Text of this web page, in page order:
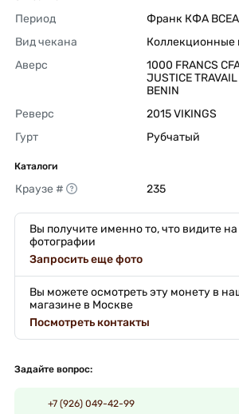
Период
Франк КФА
Вид чекана
Коллекционные
Аверс
1000 FRANCS
JUSTICE
BENIN
Реверс
2015 VIKINGS
Гурт
Рубчатый
Каталоги
Краузе # 235
Вы получите именно то, что видите на
фотографии
Запросить еще фото
Вы можете осмотреть эту монету в
магазине в Москве
Посмотреть контакты
Задайте вопрос:
+7 (926) 049-42-99